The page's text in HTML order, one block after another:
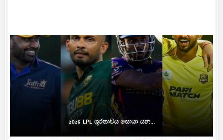
2026 LPL ශූරතාවය සොයා යන...